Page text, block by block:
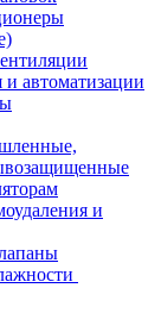
автоматизации
и